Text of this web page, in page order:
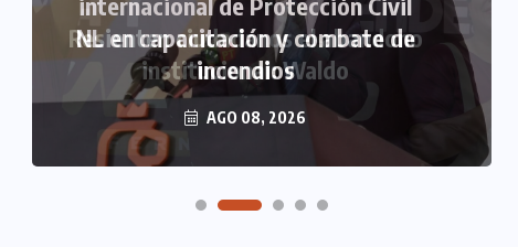
NL en capacitación y combate de
incendios
AGO 08, 2026